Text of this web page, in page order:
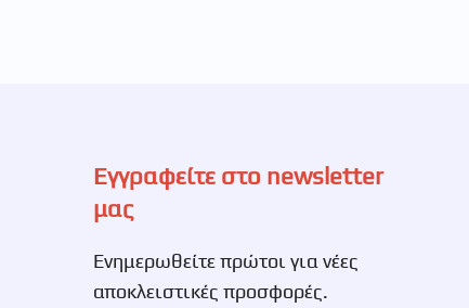
Εγγραφείτε στο newsletter
μας
Ενημερωθείτε πρώτοι για νέες
αποκλειστικές προσφορές.